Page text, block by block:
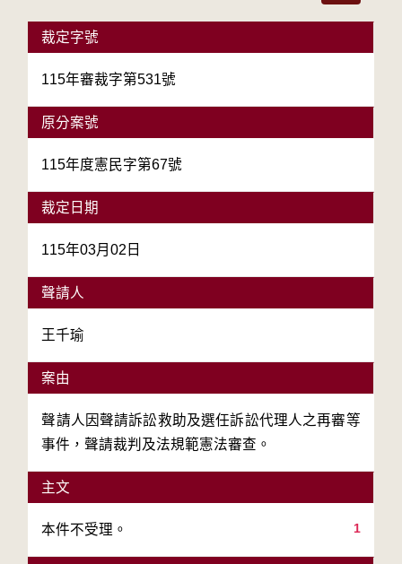
裁定字號
115年審裁字第531號
原分案號
115年度憲民字第67號
裁定日期
115年03月02日
聲請人
王千瑜
案由
聲請人因聲請訴訟救助及選任訴訟代理人之再審等
事件，聲請裁判及法規範憲法審查。
主文
1
本件不受理。